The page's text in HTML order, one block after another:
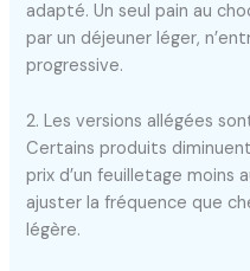
adapté. Un seul pain au
par un déjeuner léger,
progressive.
2. Les versions allégées
Certains produits
prix d’un feuilletage moins
ajuster la fréquence que
légère.